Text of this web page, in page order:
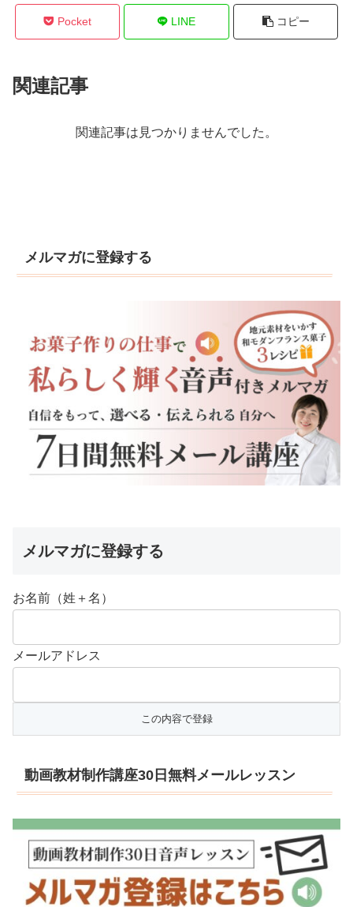
Pocket LINE コピー
関連記事
関連記事は見つかりませんでした。
メルマガに登録する
メルマガに登録する
お名前（姓＋名）
メールアドレス
動画教材制作講座30日無料メールレッスン